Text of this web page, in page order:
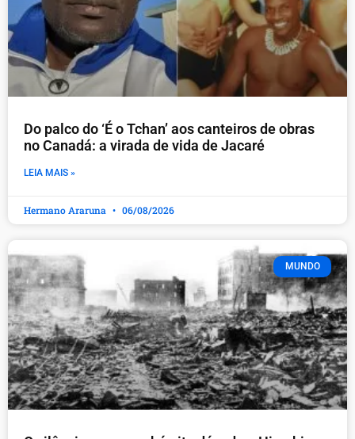
Do palco do ‘É o Tchan’ aos canteiros de obras
no Canadá: a virada de vida de Jacaré
LEIA MAIS »
Hermano Araruna 06/08/2026
MUNDO